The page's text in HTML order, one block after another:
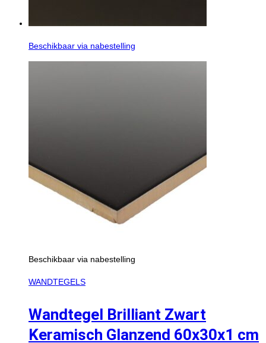
Beschikbaar via nabestelling
Beschikbaar via nabestelling
WANDTEGELS
Wandtegel Brilliant Zwart
Keramisch Glanzend 60x30x1 cm